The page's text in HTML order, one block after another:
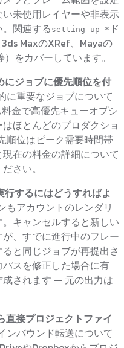
未使用レイヤーや非表示
関連する setting-up-* ド
MaxのXRef、Mayaの
をカバーしています。
にジョブに優先順位を付
に重要なジョブについて
金で高優先キューオプシ
ほとんどのプロダクショ
順位はピーク需要時間帯
在の料金の詳細について
さい。
行するにはどうすればよ
もアカウントのレンダリ
キャンセルすると新しい
、すでに進行中のフレー
と同じジョブが再提出さ
スを修正した場合に有
されます — 元の出力は
接プロジェクトファイ
ンバウンド転送について